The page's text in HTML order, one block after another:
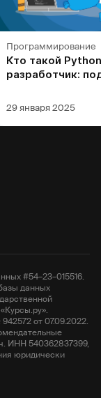
Программирование
Кто такой
разработчик:
карьерных
29 января 2025
#54–23–015516.
данных
от 07.09.2022.
ИНН 540362837399,
юридически